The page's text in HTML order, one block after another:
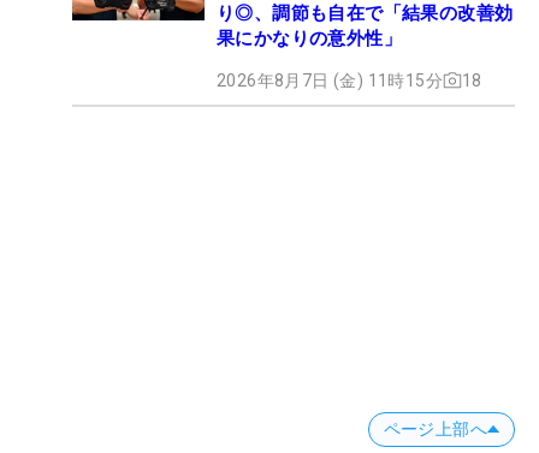
り◎、調節も自在で「結果の改善効
果にかなりの意外性」
2026年8月7日 (金) 11時15分 18
ページ上部へ